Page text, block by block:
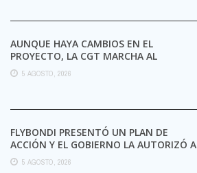
AUNQUE HAYA CAMBIOS EN EL
PROYECTO, LA CGT MARCHA AL
CONGRESO CONTRA LA LEY DE ...
5 AGOSTO, 2026
FLYBONDI PRESENTÓ UN PLAN DE
ACCIÓN Y EL GOBIERNO LA AUTORIZÓ A
SEGUIR OPERANDO
5 AGOSTO, 2026